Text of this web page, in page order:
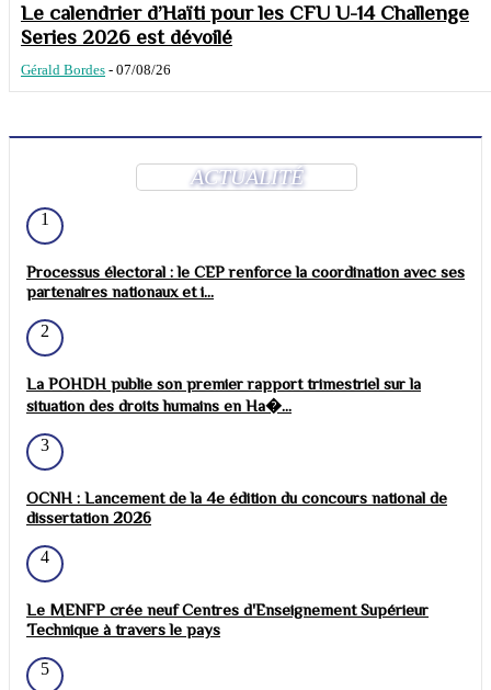
Le calendrier d’Haïti pour les CFU U-14 Challenge
Series 2026 est dévoilé
Gérald Bordes - 07/08/26
ACTUALITÉ
1
Processus électoral : le CEP renforce la coordination avec ses
partenaires nationaux et i...
2
La POHDH publie son premier rapport trimestriel sur la
situation des droits humains en Ha�...
3
OCNH : Lancement de la 4e édition du concours national de
dissertation 2026
4
Le MENFP crée neuf Centres d'Enseignement Supérieur
Technique à travers le pays
5